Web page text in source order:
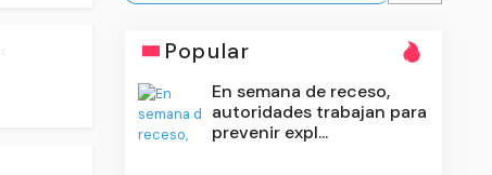
Popular
En semana de receso,
autoridades trabajan para
prevenir expl...